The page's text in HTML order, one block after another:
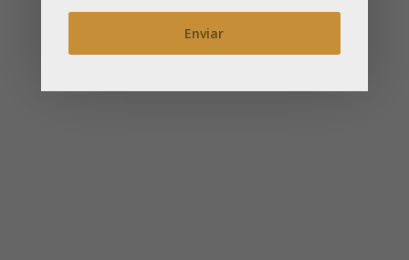
ver los precios